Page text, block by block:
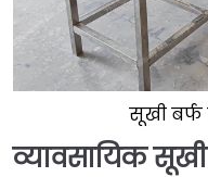
सूखी बर्फ
व्यावसायिक